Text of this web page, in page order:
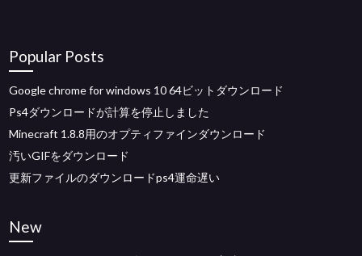
Popular Posts
Google chrome for windows 10 64ビットダウンロード
Ps4ダウンロードが計算を停止しました
Minecraft 1.8.8用のオプティファインダウンロード
汚いGIFをダウンロード
更新ファイルのダウンロードps4運命遅い
New